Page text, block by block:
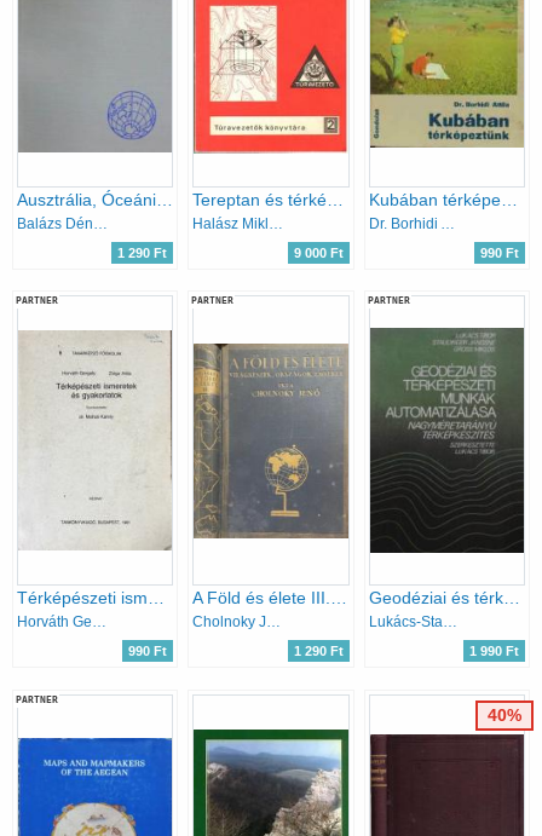
1 290 Ft 9 000 Ft
Kubában térképeztünk
990 Ft
PARTNER
Horváth Gergely-Zsiga Attila
990 Ft
PARTNER
Cholnoky Jenő
1 290 Ft
PARTNER
Geodéziai és térképészeti munkák automatizálása
Lukács-Staudinger-Gross
1 990 Ft
PARTNER
40%